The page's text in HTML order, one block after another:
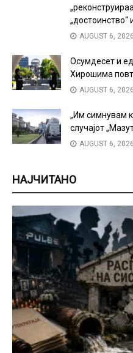
AUGUST 6, 2026
Осумдесет и
Хирошима
AUGUST 6, 2026
„Им симнувам
случајот
AUGUST 6, 2026
НАЈЧИТАНО